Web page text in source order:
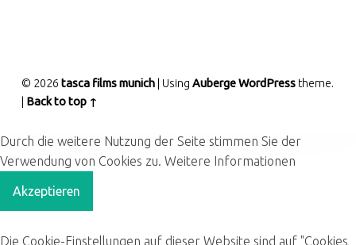
© 2026 tasca films munich Using AubergeWordPresstheme.
Back to top ↑
Durch die weitere Nutzung der Seite stimmen Sie der
Verwendung von Cookies zu. Weitere Informationen
Akzeptieren
Die Cookie-Einstellungen auf dieser Website sind auf "Cookies